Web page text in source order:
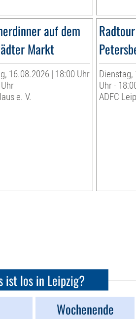
auf dem
Markt
16.08.2026 | 18:00 Uhr
e. V.
Dienstag,
Uhr -
ADFC
ist los in Leipzig?
Wochenende